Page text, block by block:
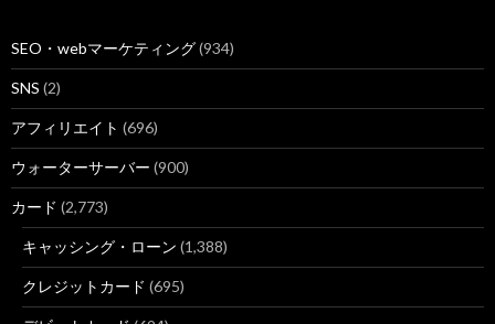
SEO・webマーケティング(934)
SNS (2)
アフィリエイト (696)
ウォーターサーバー (900)
カード (2,773)
キャッシング・ローン (1,388)
クレジットカード (695)